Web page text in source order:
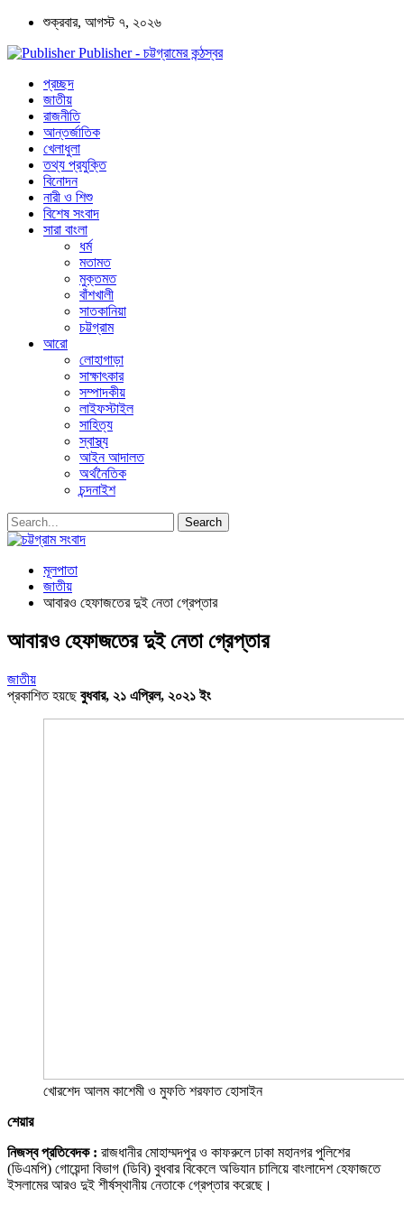
শুক্রবার, আগস্ট ৭, ২০২৬
Publisher - চট্টগ্রামের কন্ঠস্বর
প্রচ্ছদ
জাতীয়
রাজনীতি
আন্তর্জাতিক
খেলাধুলা
তথ্য প্রযুক্তি
বিনোদন
নারী ও শিশু
বিশেষ সংবাদ
সারা বাংলা
ধর্ম
মতামত
মুক্তমত
বাঁশখালী
সাতকানিয়া
চট্টগ্রাম
আরো
লোহাগাড়া
সাক্ষাৎকার
সম্পাদকীয়
লাইফস্টাইল
সাহিত্য
স্বাস্থ্য
আইন আদালত
অর্থনৈতিক
চন্দনাইশ
মূলপাতা
জাতীয়
আবারও হেফাজতের দুই নেতা গ্রেপ্তার
আবারও হেফাজতের দুই নেতা গ্রেপ্তার
জাতীয়
প্রকাশিত হয়ছেবুধবার, ২১ এপ্রিল, ২০২১ ইং
খোরশেদ আলম কাশেমী ও মুফতি শরফাত হোসাইন
শেয়ার
নিজস্ব প্রতিবেদক : রাজধানীর মোহাম্মদপুর ও কাফরুলে ঢাকা মহানগর পুলিশের
(ডিএমপি) গোয়েন্দা বিভাগ (ডিবি) বুধবার বিকেলে অভিযান চালিয়ে বাংলাদেশ হেফাজতে
ইসলামের আরও দুই শীর্ষস্থানীয় নেতাকে গ্রেপ্তার করেছে।